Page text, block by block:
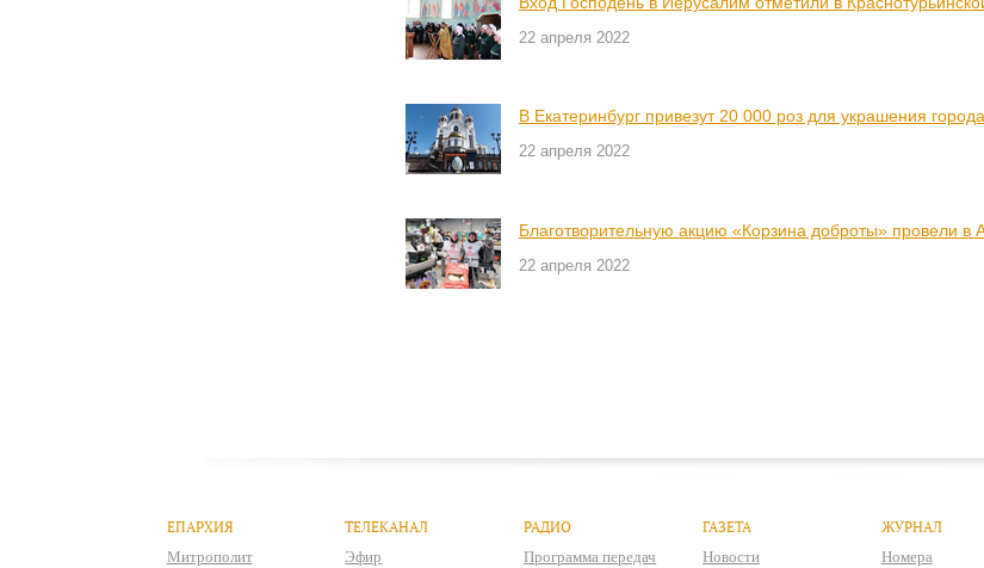
22 апреля 2022
В Екатеринбург привезут 20 000 роз для украшения
22 апреля 2022
Благотворительную акцию «Корзина доброты» провели в
22 апреля 2022
ЕПАРХИЯ
Митрополит
ТЕЛЕКАНАЛ
Эфир
РАДИО
Программа передач
ГАЗЕТА
Новости
ЖУРНАЛ
Номера